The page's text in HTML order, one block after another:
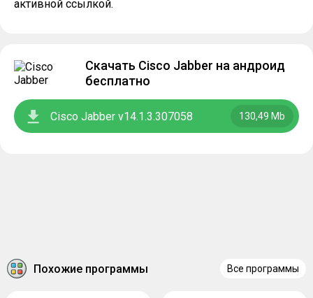
активной ссылкой.
Скачать Cisco Jabber на андроид
бесплатно
Cisco Jabber v14.1.3.307058 130,49 Mb
Похожие программы Все программы